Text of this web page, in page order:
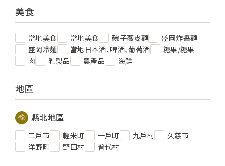
美食
當地美食 當地美食 碗子蕎麥麵
盛岡炸醬麵
盛岡冷麵
當地日本酒、啤酒、葡萄酒
糖果/糖果
肉
乳製品 農產品 海鮮
地區
縣北地區
二戶市 輕米町 一戶町 九戶村
久慈市
洋野町
野田村 普代村